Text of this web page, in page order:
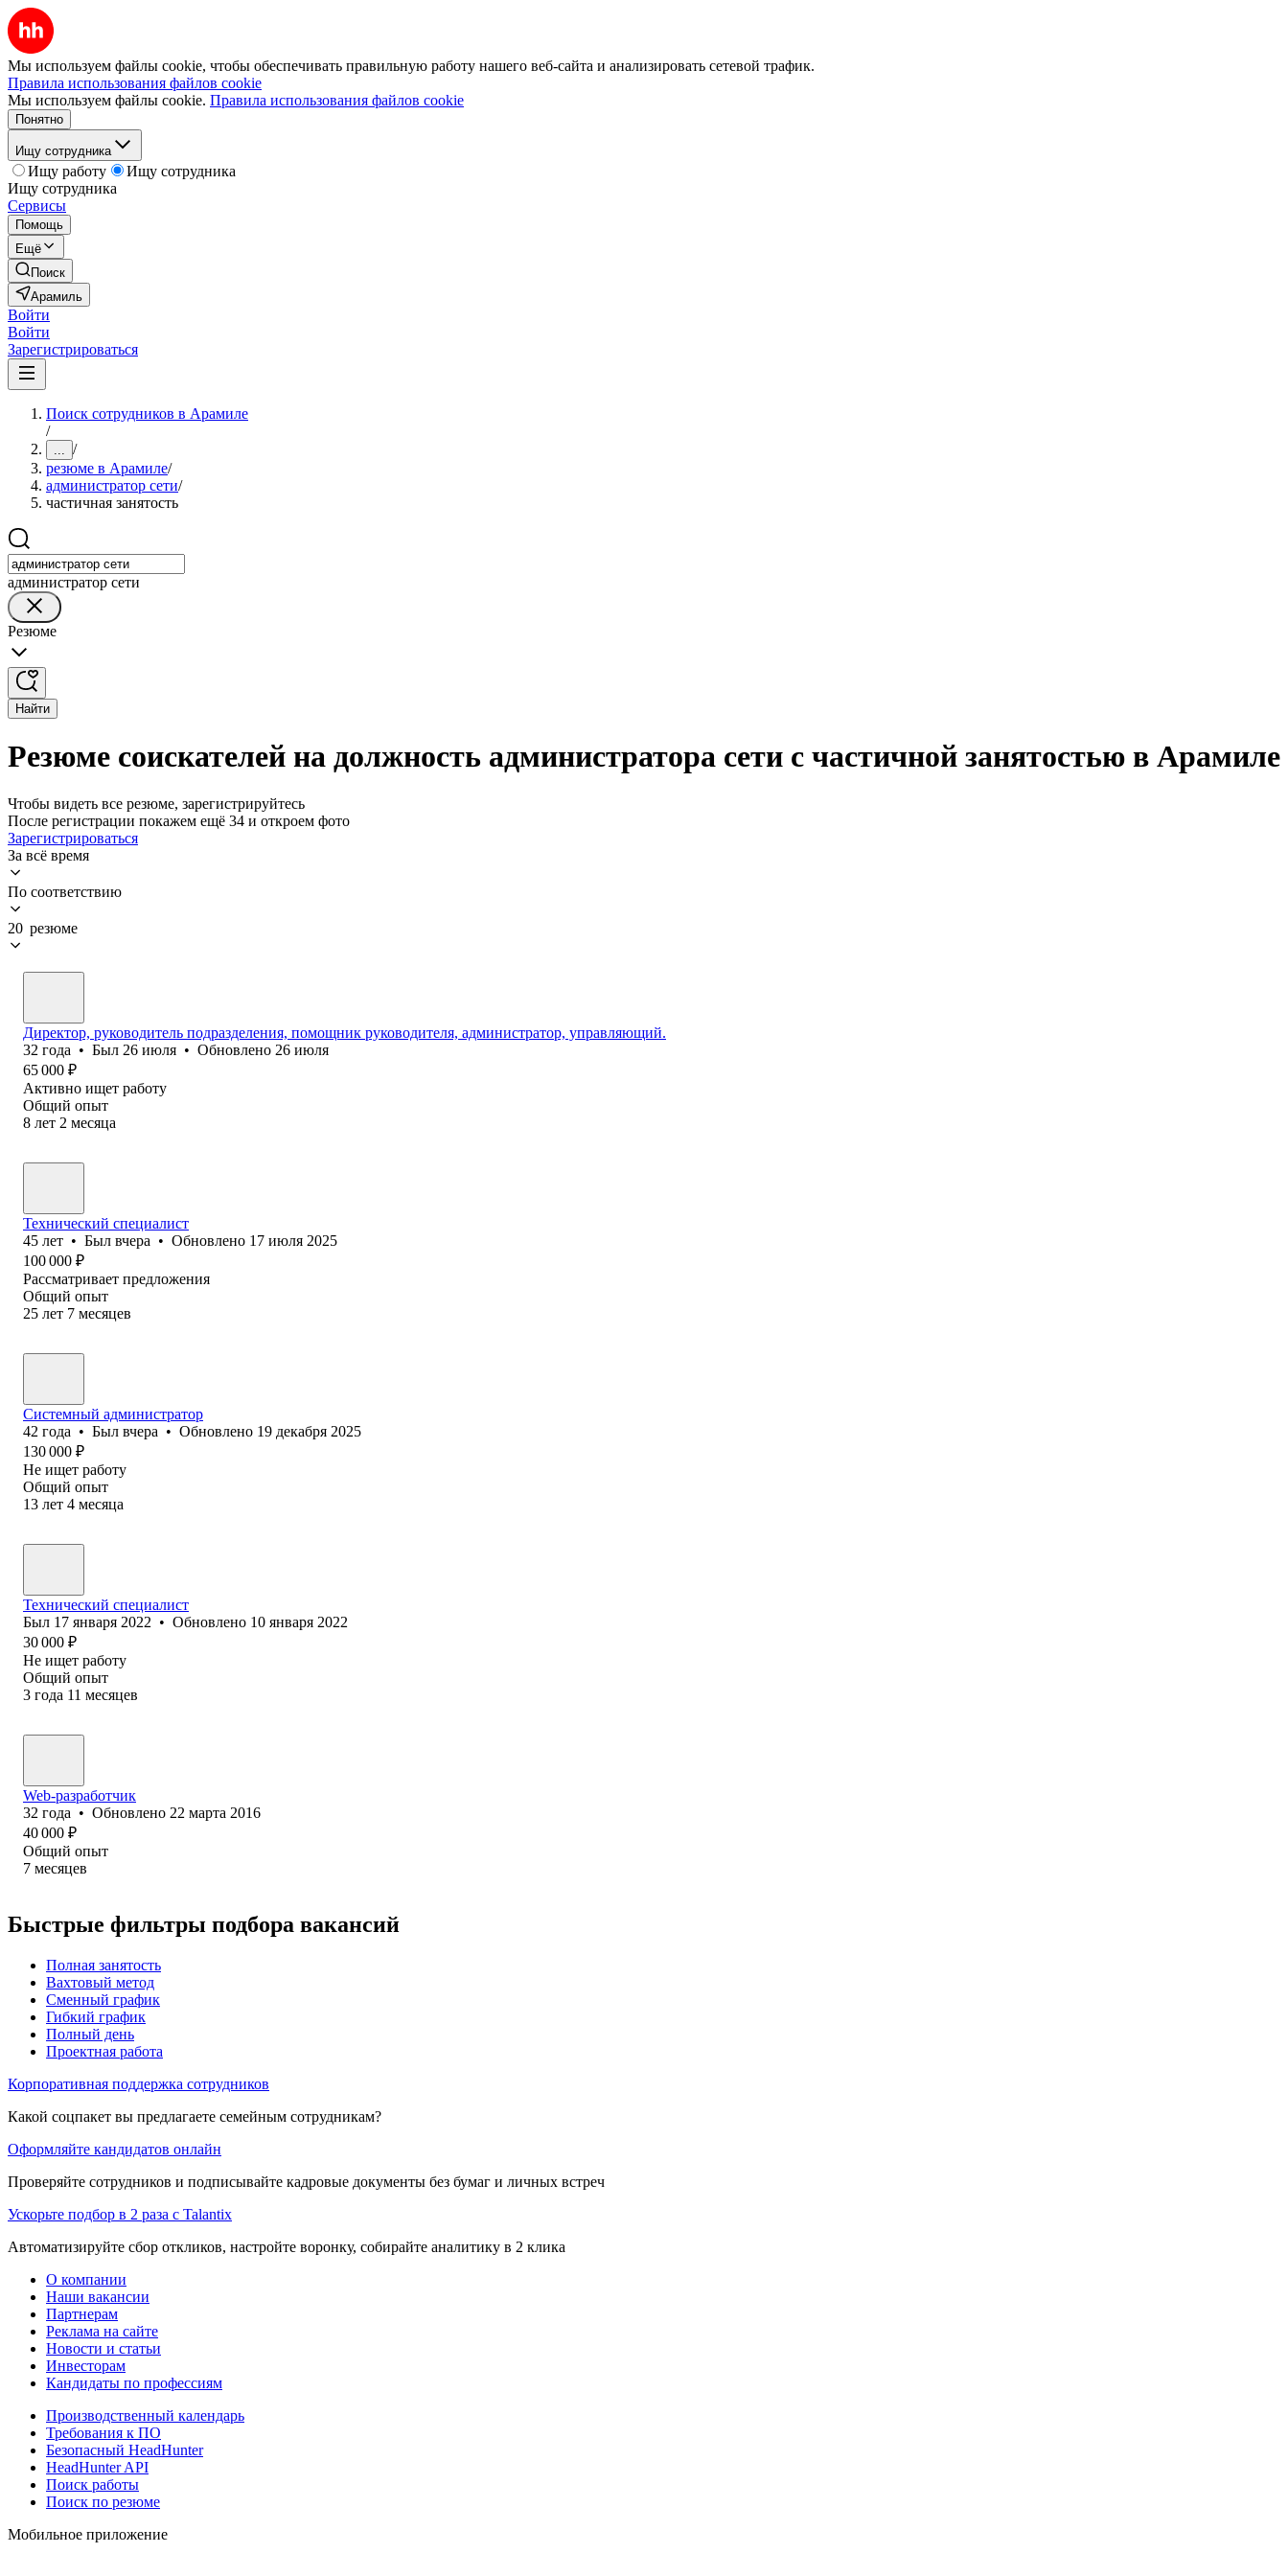
Мы используем файлы cookie, чтобы обеспечивать правильную работу нашего веб-сайта и анализировать сетевой трафик.
Правила использования файлов cookie
Мы используем файлы cookie. Правила использования файлов cookie
Понятно
Ищу сотрудника
Ищу работу
Ищу сотрудника
Ищу сотрудника
Сервисы
Помощь
Ещё
Поиск
Арамиль
Войти
Войти
Зарегистрироваться
Поиск сотрудников в Арамиле
/
... /
резюме в Арамиле/
администратор сети/
частичная занятость
администратор сети
Резюме
Найти
Резюме соискателей на должность администратора сети с частичной занятостью в Арамиле
Чтобы видеть все резюме, зарегистрируйтесь
После регистрации покажем ещё 34 и откроем фото
Зарегистрироваться
За всё время
По соответствию
20 резюме
Директор, руководитель подразделения, помощник руководителя, администратор, управляющий.
32 года • Был 26 июля • Обновлено 26 июля
65 000 ₽
Активно ищет работу
Общий опыт
8 лет 2 месяца
Технический специалист
45 лет • Был вчера • Обновлено 17 июля 2025
100 000 ₽
Рассматривает предложения
Общий опыт
25 лет 7 месяцев
Системный администратор
42 года • Был вчера • Обновлено 19 декабря 2025
130 000 ₽
Не ищет работу
Общий опыт
13 лет 4 месяца
Технический специалист
Был 17 января 2022 • Обновлено 10 января 2022
30 000 ₽
Не ищет работу
Общий опыт
3 года 11 месяцев
Web-разработчик
32 года • Обновлено 22 марта 2016
40 000 ₽
Общий опыт
7 месяцев
Быстрые фильтры подбора вакансий
Полная занятость
Вахтовый метод
Сменный график
Гибкий график
Полный день
Проектная работа
Корпоративная поддержка сотрудников
Какой соцпакет вы предлагаете семейным сотрудникам?
Оформляйте кандидатов онлайн
Проверяйте сотрудников и подписывайте кадровые документы без бумаг и личных встреч
Ускорьте подбор в 2 раза с Talantix
Автоматизируйте сбор откликов, настройте воронку, собирайте аналитику в 2 клика
О компании
Наши вакансии
Партнерам
Реклама на сайте
Новости и статьи
Инвесторам
Кандидаты по профессиям
Производственный календарь
Требования к ПО
Безопасный HeadHunter
HeadHunter API
Поиск работы
Поиск по резюме
Мобильное приложение